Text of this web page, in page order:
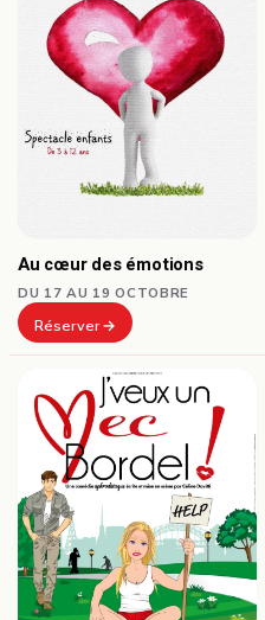
Au cœur des émotions
DU 17 AU 19 OCTOBRE
Réserver